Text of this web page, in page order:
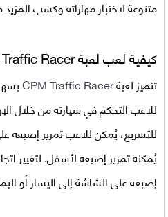
متنوعة لاختبار مهاراته وكسب
كيفية لعب لعبة CPM Traffic Racer للاندرويد ؟
تتميز لعبةCPM Traffic Racer
للاعب التحكم في سيارته من خلال
للتسريع، يُمكن للاعب تمرير إصبعه
يُمكنه تمرير إصبعه لأسفل. لتغيير
إصبعه على الشاشة إلى اليسار أو